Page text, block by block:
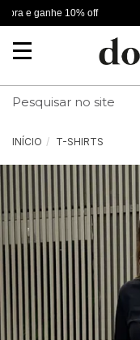
e ganhe 10% off
Mudar
INÍCIO T-SHIRTS